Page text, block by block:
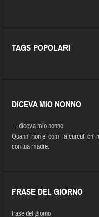
TAGS POPOLARI
DICEVA MIO NONNO
… diceva mio nonno
Quann’ non e’ com’ fa curcut’
con tua madre.
FRASE DEL GIORNO
frase del giorno